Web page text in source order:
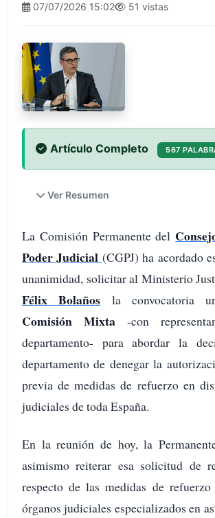
07/07/2026 15:02
51 vistas
Artículo Completo 567
Ver Resumen
La Comisión Permanente del
Poder Judicial (CGPJ) ha acordado
unanimidad, solicitar al Ministerio
Félix Bolaños la convocatoria
Comisión Mixta -con
departamento- para abordar la
departamento de denegar la
previa de medidas de refuerzo en
judiciales de toda España.
En la reunión de hoy, la
asimismo reiterar esa solicitud de
respecto de las medidas de
órganos judiciales especializados en